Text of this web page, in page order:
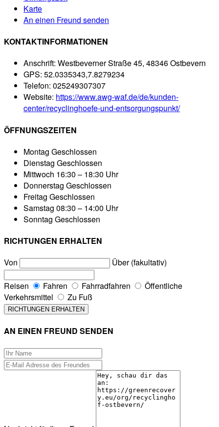
Karte
An einen Freund senden
KONTAKTINFORMATIONEN
Anschrift: Westbeverner Straße 45, 48346 Ostbevern
GPS: 52.0335343,7.8279234
Telefon: 025249307307
Website: https://www.awg-waf.de/de/kunden-
center/recyclinghoefe-und-entsorgungspunkt/
ÖFFNUNGSZEITEN
Montag Geschlossen
Dienstag Geschlossen
Mittwoch 16:30 – 18:30 Uhr
Donnerstag Geschlossen
Freitag Geschlossen
Samstag 08:30 – 14:00 Uhr
Sonntag Geschlossen
RICHTUNGEN ERHALTEN
Von
Über (fakultativ)
Reisen Fahren Fahrradfahren
Öffentliche
Verkehrsmittel
Zu Fuß
AN EINEN FREUND SENDEN